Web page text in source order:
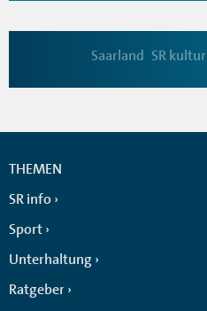
Saarland SR kultur
THEMEN
SR info
Sport
Unterhaltung
Ratgeber